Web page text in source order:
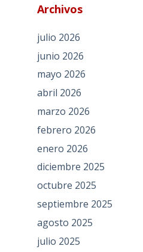
Archivos
julio 2026
junio 2026
mayo 2026
abril 2026
marzo 2026
febrero 2026
enero 2026
diciembre 2025
octubre 2025
septiembre 2025
agosto 2025
julio 2025